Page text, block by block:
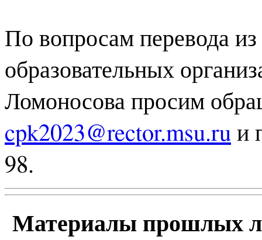
По вопросам перевода
образовательных
Ломоносова просим
cpk2023@rector.msu.ruи
98.
Материалы прошлых